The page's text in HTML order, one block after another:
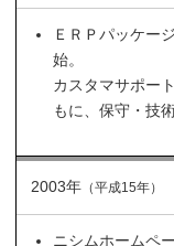
ＥＲＰパッケー
始。
カスタマサポー
もに、保守・技
2003年（平成15年）
ニシムホームペ